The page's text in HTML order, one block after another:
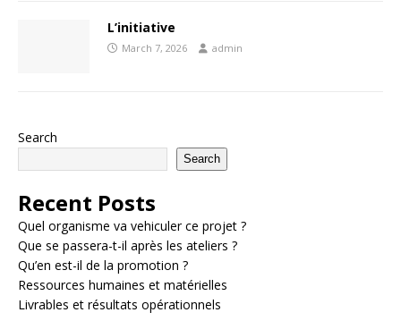
L’initiative
March 7, 2026 admin
Search
Search
Recent Posts
Quel organisme va vehiculer ce projet ?
Que se passera-t-il après les ateliers ?
Qu’en est-il de la promotion ?
Ressources humaines et matérielles
Livrables et résultats opérationnels